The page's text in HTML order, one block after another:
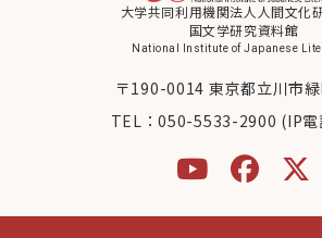
大学共同利用機関法人人間文化
国文学研究資料館
National Institute of Japanese
〒190-0014 東京都立川市
TEL：050-5533-2900 (IP電